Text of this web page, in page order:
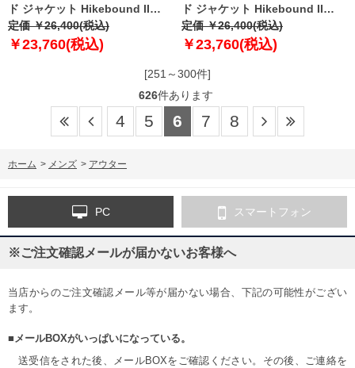
ド ジャケット Hikebound II
Jacket USA直輸入 2089341
定価 ￥26,400(税込)
￥23,760(税込)
ド ジャケット Hikebound II
Jacket USA直輸入 2089344
定価 ￥26,400(税込)
￥23,760(税込)
[251～300件]
626件あります
4 5 6 7 8
ホーム > メンズ > アウター
PC スマートフォン
※ご注文確認メールが届かないお客様へ
当店からのご注文確認メール等が届かない場合、下記の可能性がござい
ます。
■メールBOXがいっぱいになっている。
送受信をされた後、メールBOXをご確認ください。その後、ご連絡を